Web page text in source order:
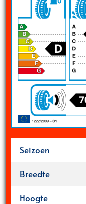
Seizoen
Breedte
Hoogte